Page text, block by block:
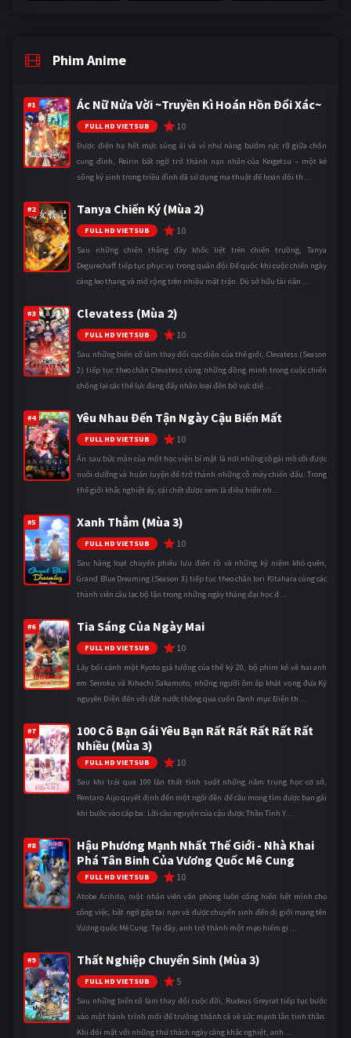
Phim Anime
#1 Ác Nữ Nửa Vời ~Truyền Kì Hoán Hồn Đổi Xác~
FULL HD VIETSUB 10
Được điện hạ hết mực sủng ái và ví như nàng bướm rực rỡ giữa chốn
cung đình, Reirin bất ngờ trở thành nạn nhân của Keigetsu – một kẻ
sống ký sinh trong triều đình đã sử dụng ma thuật để hoán đổi th ...
#2 Tanya Chiến Ký (Mùa 2)
FULL HD VIETSUB 10
Sau những chiến thắng đầy khốc liệt trên chiến trường, Tanya
Degurechaff tiếp tục phục vụ trong quân đội Đế quốc khi cuộc chiến ngày
càng leo thang và mở rộng trên nhiều mặt trận. Dù sở hữu tài năn ...
#3 Clevatess (Mùa 2)
FULL HD VIETSUB 10
Sau những biến cố làm thay đổi cục diện của thế giới, Clevatess (Season
2) tiếp tục theo chân Clevatess cùng những đồng minh trong cuộc chiến
chống lại các thế lực đang đẩy nhân loại đến bờ vực diệ ...
#4 Yêu Nhau Đến Tận Ngày Cậu Biến Mất
FULL HD VIETSUB 10
Ẩn sau bức màn của một học viện bí mật là nơi những cô gái mồ côi được
nuôi dưỡng và huấn luyện để trở thành những cỗ máy chiến đấu. Trong
thế giới khắc nghiệt ấy, cái chết được xem là điều hiển nh ...
#5 Xanh Thẳm (Mùa 3)
FULL HD VIETSUB 10
Sau hàng loạt chuyến phiêu lưu điên rồ và những kỷ niệm khó quên,
Grand Blue Dreaming (Season 3) tiếp tục theo chân Iori Kitahara cùng các
thành viên câu lạc bộ lặn trong những ngày tháng đại học đ ...
#6 Tia Sáng Của Ngày Mai
FULL HD VIETSUB 10
Lấy bối cảnh một Kyoto giả tưởng của thế kỷ 20, bộ phim kể về hai anh
em Seiroku và Kihachi Sakamoto, những người ôm ấp khát vọng đưa Kỷ
nguyên Điện đến với đất nước thông qua cuốn Danh mục Điện th ...
#7
100 Cô Bạn Gái Yêu Bạn Rất Rất Rất Rất Rất
Nhiều (Mùa 3)
FULL HD VIETSUB 10
Sau khi trải qua 100 lần thất tình suốt những năm trung học cơ sở,
Rentaro Aijo quyết định đến một ngôi đền để cầu mong tìm được bạn gái
khi bước vào cấp ba. Lời cầu nguyện của cậu được Thần Tình Y ...
#8
Hậu Phương Mạnh Nhất Thế Giới - Nhà Khai
Phá Tân Binh Của Vương Quốc Mê Cung
FULL HD VIETSUB 10
Atobe Arihito, một nhân viên văn phòng luôn cống hiến hết mình cho
công việc, bất ngờ gặp tai nạn và được chuyển sinh đến dị giới mang tên
Vương quốc Mê Cung. Tại đây, anh trở thành một mạo hiểm gi ...
#9 Thất Nghiệp Chuyển Sinh (Mùa 3)
FULL HD VIETSUB 5
Sau những biến cố làm thay đổi cuộc đời, Rudeus Greyrat tiếp tục bước
vào một hành trình mới để trưởng thành cả về sức mạnh lẫn tinh thần.
Khi đối mặt với những thử thách ngày càng khắc nghiệt, anh ...